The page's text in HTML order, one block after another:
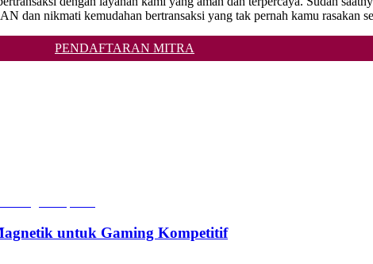
nikmati kemudahan bertransaksi yang tak pernah kamu rasakan
PENDAFTARAN MITRA
untuk Gaming Kompetitif